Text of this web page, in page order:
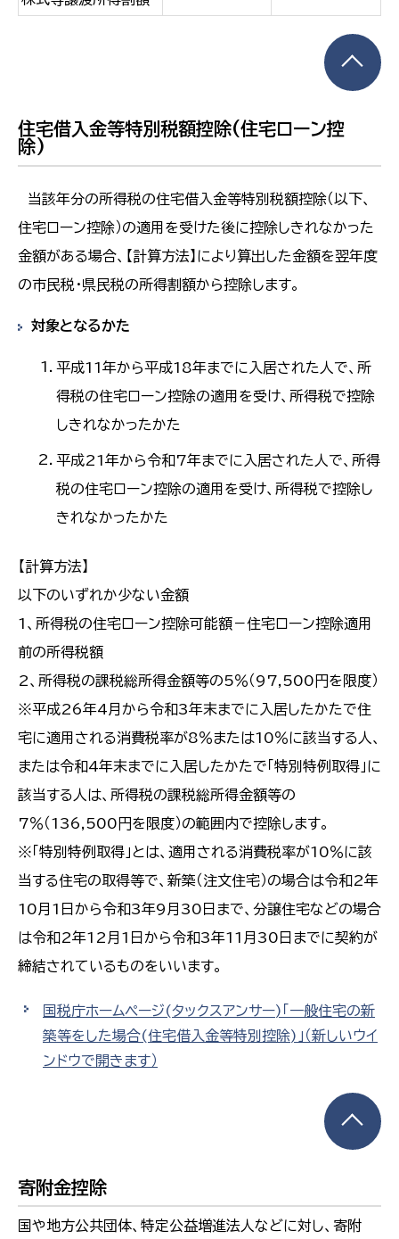
住宅借入金等特別税額控除(住宅ローン控
除)
当該年分の所得税の住宅借入金等特別税額控除（以下、
住宅ローン控除）の適用を受けた後に控除しきれなかった
金額がある場合、【計算方法】により算出した金額を翌年度
の市民税・県民税の所得割額から控除します。
対象となるかた
平成11年から平成18年までに入居された人で、所
得税の住宅ローン控除の適用を受け、所得税で控除
しきれなかったかた
平成21年から令和7年までに入居された人で、所得
税の住宅ローン控除の適用を受け、所得税で控除し
きれなかったかた
【計算方法】
以下のいずれか少ない金額
1、所得税の住宅ローン控除可能額－住宅ローン控除適用
前の所得税額
2、所得税の課税総所得金額等の5％（97,500円を限度）
※平成26年4月から令和3年末までに入居したかたで住
宅に適用される消費税率が8％または10％に該当する人、
または令和4年末までに入居したかたで「特別特例取得」に
該当する人は、所得税の課税総所得金額等の
7％（136,500円を限度）の範囲内で控除します。
※「特別特例取得」とは、適用される消費税率が10％に該
当する住宅の取得等で、新築（注文住宅）の場合は令和2年
10月1日から令和3年9月30日まで、分譲住宅などの場合
は令和2年12月1日から令和3年11月30日までに契約が
締結されているものをいいます。
国税庁ホームページ(タックスアンサー)「一般住宅の新
築等をした場合(住宅借入金等特別控除)」 （新しいウイ
ンドウで開きます）
寄附金控除
国や地方公共団体、特定公益増進法人などに対し、寄附